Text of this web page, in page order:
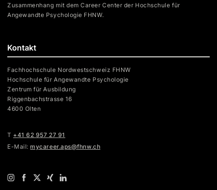
Kontakt
Fachhochschule Nordwestschweiz FHNW
Hochschule für Angewandte Psychologie
Zentrum für Ausbildung
Riggenbachstrasse 16
4600 Olten
T +41 62 957 27 91
E-Mail:mycareer.aps@fhnw.ch
Zusammenhang mit dem Career Center der Hochschule für
Angewandte Psychologie FHNW.